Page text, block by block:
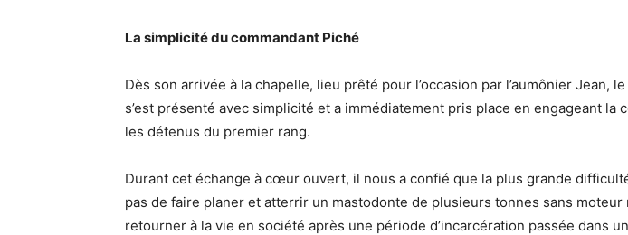
La simplicité du commandant Piché
Dès son arrivée à la chapelle, lieu prêté pour l’occasion par l’aumônier Jean,
s’est présenté avec simplicité et a immédiatement pris place en engageant la
les détenus du premier rang.
Durant cet échange à cœur ouvert, il nous a confié que la plus grande
pas de faire planer et atterrir un mastodonte de plusieurs tonnes sans moteur
retourner à la vie en société après une période d’incarcération passée dans